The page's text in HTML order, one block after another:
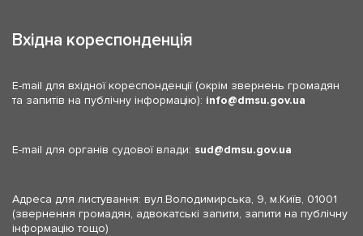
Вхідна кореспонденція
E-mail для вхідної кореспонденції (окрім звернень громадян
та запитів на публічну інформацію): info dmsu.gov.ua
E-mail для органів судової влади: sud dmsu.gov.ua
Адреса для листування: вул.Володимирська, 9, м.Київ, 01001
(звернення громадян, адвокатські запити, запити на публічну
інформацію тощо)